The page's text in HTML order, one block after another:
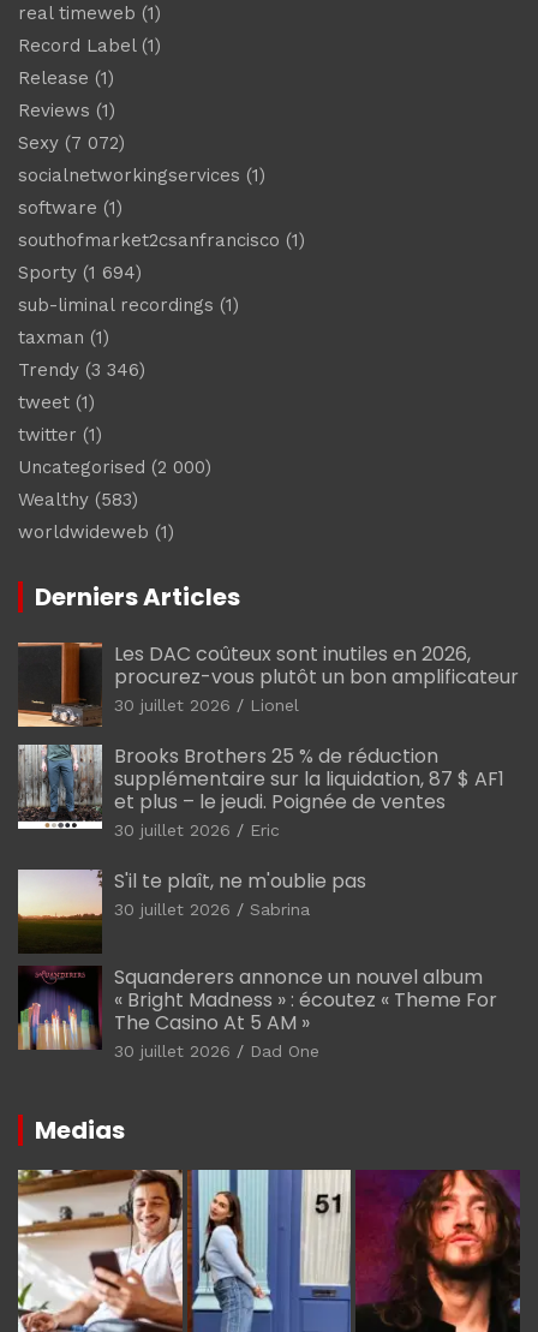
real timeweb (1)
Record Label(1)
Release (1)
Reviews (1)
Sexy (7 072)
socialnetworkingservices (1)
software (1)
southofmarket2csanfrancisco (1)
Sporty (1 694)
sub-liminal recordings (1)
taxman (1)
Trendy (3 346)
tweet (1)
twitter (1)
Uncategorised (2 000)
Wealthy (583)
worldwideweb (1)
Derniers Articles
Les DAC coûteux sont inutiles en 2026,
procurez-vous plutôt un bon amplificateur
30 juillet 2026 Lionel
Brooks Brothers 25 % de réduction
supplémentaire sur la liquidation, 87 $ AF1
et plus – le jeudi. Poignée de ventes
30 juillet 2026 Eric
S'il te plaît, ne m'oublie pas
30 juillet 2026 Sabrina
Squanderers annonce un nouvel album
« Bright Madness » : écoutez « Theme For
The Casino At 5 AM »
30 juillet 2026 Dad One
Medias